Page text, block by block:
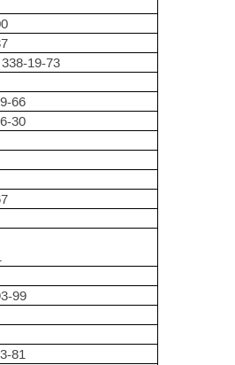
19-73
66
30
99
81